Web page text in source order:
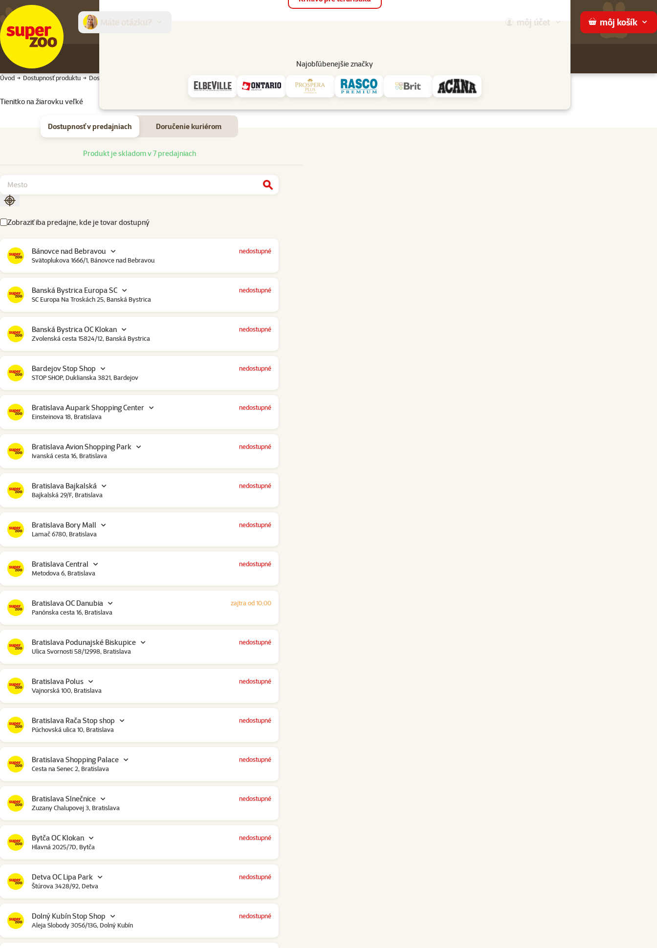
môj účet môj košík
Najobľúbenejšie značky
Predajne Služby
Úvod Dostupnosť produktu Dostupnosť produktu
Dostupnosť a doručenie
Tienitko na žiarovku veľké
Dostupnosť v predajniach Doručenie kuriérom
Produkt je skladom v 7 predajniach
Najít
Zoradiť podľa aktuálnej polohy
Zobraziť iba predajne, kde je tovar dostupný
Bánovce nad Bebravou
Svätoplukova 1666/1, Bánovce nad Bebravou
nedostupné
Banská Bystrica Europa SC
SC Europa Na Troskách 25, Banská Bystrica
nedostupné
Banská Bystrica OC Klokan
Zvolenská cesta 15824/12, Banská Bystrica
nedostupné
Bardejov Stop Shop
STOP SHOP, Duklianska 3821, Bardejov
nedostupné
Bratislava Aupark Shopping Center
Einsteinova 18, Bratislava
nedostupné
Bratislava Avion Shopping Park
Ivanská cesta 16, Bratislava
nedostupné
Bratislava Bajkalská
Bajkalská 29/F, Bratislava
nedostupné
Bratislava Bory Mall
Lamač 6780, Bratislava
nedostupné
Bratislava Central
Metodova 6, Bratislava
nedostupné
Bratislava OC Danubia
Panónska cesta 16, Bratislava
zajtra od 10:00
Bratislava Podunajské Biskupice
Ulica Svornosti 58/12998, Bratislava
nedostupné
Bratislava Polus
Vajnorská 100, Bratislava
nedostupné
Bratislava Rača Stop shop
Púchovská ulica 10, Bratislava
nedostupné
Bratislava Shopping Palace
Cesta na Senec 2, Bratislava
nedostupné
Bratislava Slnečnice
Zuzany Chalupovej 3, Bratislava
nedostupné
Bytča OC Klokan
Hlavná 2025/7D, Bytča
nedostupné
Detva OC Lipa Park
Štúrova 3428/92, Detva
nedostupné
Dolný Kubín Stop Shop
Aleja Slobody 3056/13G, Dolný Kubín
nedostupné